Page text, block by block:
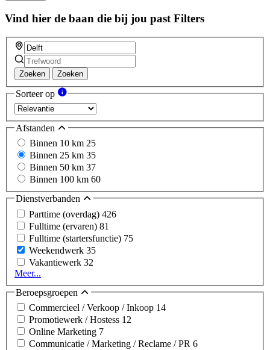
Vind hier de baan die bij jou past Filters
Zoeken Zoeken
Sorteer op
Afstanden
Binnen 10 km 25
Binnen 25 km 35
Binnen 50 km 37
Binnen 100 km 60
Dienstverbanden
Parttime (overdag) 426
Fulltime (ervaren) 81
Fulltime (startersfunctie) 75
Weekendwerk 35
Vakantiewerk 32
Meer...
Beroepsgroepen
Commercieel / Verkoop / Inkoop 14
Promotiewerk / Hostess 12
Online Marketing 7
Communicatie / Marketing / Reclame / PR 6